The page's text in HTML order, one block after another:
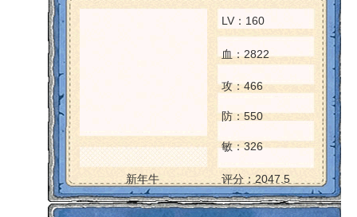
LV：160
血：2822
攻：466
防：550
敏：326
新年牛 评分：2047.5